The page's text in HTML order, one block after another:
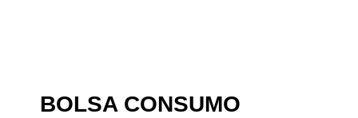
BOLSA CONSUMO